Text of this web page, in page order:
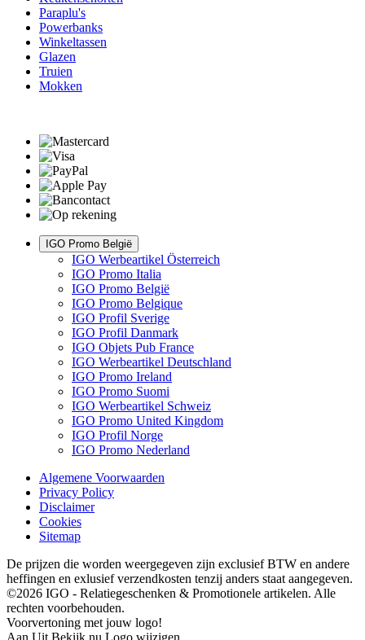
Paraplu's
Powerbanks
Winkeltassen
Glazen
Truien
Mokken
IGO Promo België
IGO Werbeartikel Österreich
IGO Promo Italia
IGO Promo België
IGO Promo Belgique
IGO Profil Sverige
IGO Profil Danmark
IGO Objets Pub France
IGO Werbeartikel Deutschland
IGO Promo Ireland
IGO Promo Suomi
IGO Werbeartikel Schweiz
IGO Promo United Kingdom
IGO Profil Norge
IGO Promo Nederland
Algemene Voorwaarden
Privacy Policy
Disclaimer
Cookies
Sitemap
De prijzen die worden weergegeven zijn exclusief BTW en andere
heffingen en exlusief verzendkosten tenzij anders staat aangegeven.
©2026 IGO - Relatiegeschenken & Promotionele artikelen. Alle
rechten voorbehouden.
Voorvertoning met jouw logo!
Aan Uit Bekijk nu Logo wijzigen